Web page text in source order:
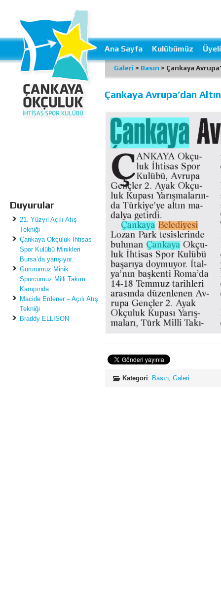
Duyurular
21. Yüzyıl Açılı Atış
Tekniği
Çankaya Okçuluk İhtisas
Spor Kulübü Minikleri
Bursa’da yarışıyor.
Gururumuz Minik
Sporcumuz Milli Takım
Kampında
Macide Erdener – Açılı Atış
Tekniği
Braddy ELLISON
Ana Sayfa Kulübümüz
Galeri > Basın > Çankaya
Çankaya Avrupa’dan
Kategori: Basın, Galeri